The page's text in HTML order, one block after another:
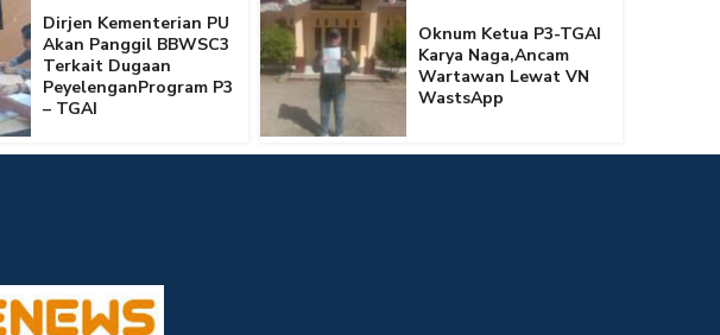
Dirjen Kementerian PU
Akan Panggil BBWSC3
Terkait Dugaan
PeyelenganProgram P3
– TGAI
Oknum Ketua P3-TGAI
Karya Naga,Ancam
Wartawan Lewat VN
WastsApp